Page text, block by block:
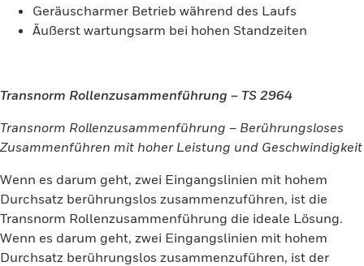
Geräuscharmer Betrieb während des Laufs
Äußerst wartungsarm bei hohen Standzeiten
Transnorm Rollenzusammenführung – TS 2964
Transnorm Rollenzusammenführung – Berührungsloses
Zusammenführen mit hoher Leistung und Geschwindigkeit
Wenn es darum geht, zwei Eingangslinien mit hohem
Durchsatz berührungslos zusammenzuführen, ist die
Transnorm Rollenzusammenführung die ideale Lösung.
Wenn es darum geht, zwei Eingangslinien mit hohem
Durchsatz berührungslos zusammenzuführen, ist der